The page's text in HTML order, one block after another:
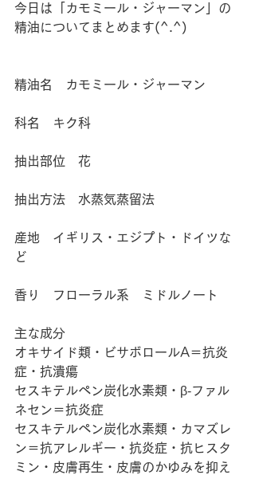
今日は「カモミール・ジャーマン」の
精油についてまとめます(^.^)
精油名　カモミール・ジャーマン
科名　キク科
抽出部位　花
抽出方法　水蒸気蒸留法
産地　イギリス・エジプト・ドイツな
ど
香り　フローラル系　ミドルノート
主な成分
オキサイド類・ビサボロールA＝抗炎
症・抗潰瘍
セスキテルペン炭化水素類・β‐ファル
ネセン＝抗炎症
セスキテルペン炭化水素類・カマズレ
ン＝抗アレルギー・抗炎症・抗ヒスタ
ミン・皮膚再生・皮膚のかゆみを抑え